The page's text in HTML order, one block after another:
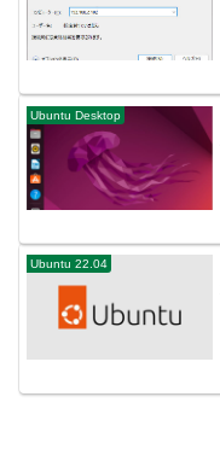
Ubuntu Desktop
Ubuntu 22.04